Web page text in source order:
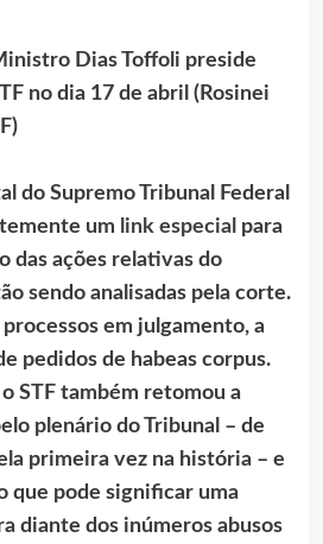
Dias Toffoli preside
no dia 17 de abril (Rosinei
do Supremo Tribunal Federal
um link especial para
das ações relativas do
sendo analisadas pela corte.
processos em julgamento, a
pedidos de habeas corpus.
STF também retomou a
plenário do Tribunal – de
primeira vez na história – e
que pode significar uma
diante dos inúmeros abusos